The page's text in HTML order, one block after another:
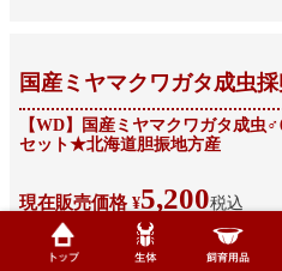
国産ミヤマクワガタ成虫
【WD】国産ミヤマクワガタ成虫
セット★北海道胆振地方産
現在販売価格 ¥5,200税込